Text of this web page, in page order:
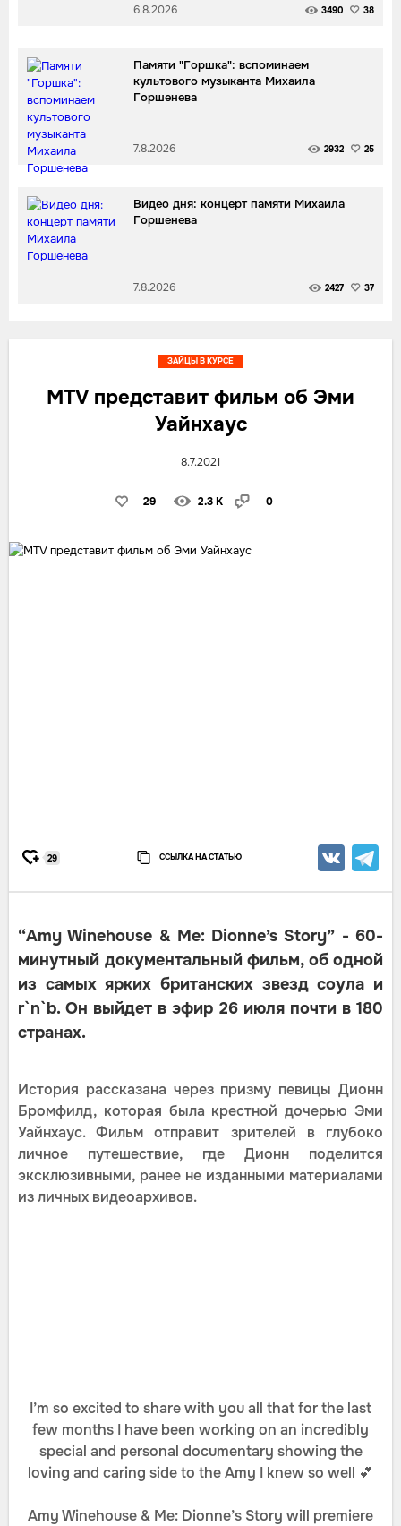
6.8.2026 3490 38
Памяти "Горшка": вспоминаем
культового музыканта Михаила
Горшенева
7.8.2026 2932 25
Видео дня: концерт памяти Михаила
Горшенева
7.8.2026 2427 37
MTV представит фильм об Эми
Уайнхаус
8.7.2021
29 2.3 K 0
ЗАЙЦЫ В КУРСЕ
29 ССЫЛКА НА СТАТЬЮ
“Amy Winehouse & Me: Dionne’s Story” - 60-
минутный документальный фильм, об одной
из самых ярких британских звезд соула и
r`n`b. Он выйдет в эфир 26 июля почти в 180
странах.
История рассказана через призму певицы Дионн
Бромфилд, которая была крестной дочерью Эми
Уайнхаус. Фильм отправит зрителей в глубоко
личное путешествие, где Дионн поделится
эксклюзивными, ранее не изданными материалами
из личных видеоархивов.
I’m so excited to share with you all that for the last
few months I have been working on an incredibly
special and personal documentary showing the
loving and caring side to the Amy I knew so well 💕
Amy Winehouse & Me: Dionne’s Story will premiere